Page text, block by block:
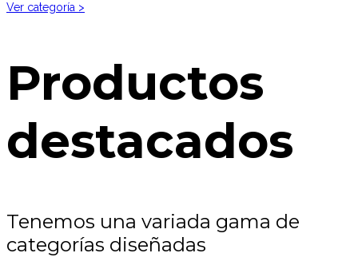
Ver categoría >
Productos
destacados
Tenemos una variada gama de
categorías diseñadas